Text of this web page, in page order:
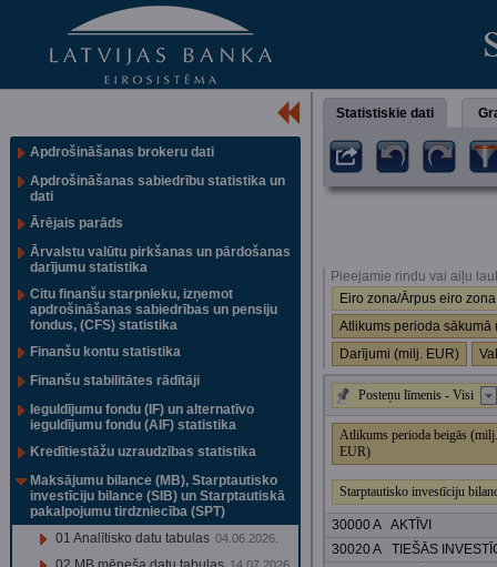
Apdrošināšanas brokeru dati
Apdrošināšanas sabiedrību statistika un
dati
Ārējais parāds
Ārvalstu valūtu pirkšanas un pārdošanas
darījumu statistika
Citu finanšu starpnieku, izņemot
apdrošināšanas sabiedrības un pensiju
fondus, (CFS) statistika
Finanšu kontu statistika
Finanšu stabilitātes rādītāji
Ieguldījumu fondu (IF) un alternatīvo
ieguldījumu fondu (AIF) statistika
Kredītiestāžu uzraudzības statistika
Maksājumu bilance (MB), Starptautisko
investīciju bilance (SIB) un Starptautiskā
pakalpojumu tirdzniecība (SPT)
01 Analītisko datu tabulas 04.06.2026.
Statistiskie dati
Pieejamie rindu vai aiļu
Eiro zona/Ārpus eiro zona
Atlikums perioda sākumā
Darījumi (milj. EUR)
Posteņu līmenis - Visi
Atlikums perioda beigās (milj.
EUR)
Starptautisko investīciju
30000 A AKTĪVI
30020 A TIEŠĀS